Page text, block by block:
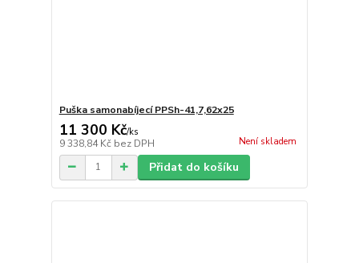
Puška samonabíjecí PPSh-41,7,62x25
11 300 Kč/ks
9 338,84 Kč bez DPH Není skladem
Přidat do košíku